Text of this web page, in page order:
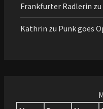
Frankfurter Radlerin zu
Kathrin zu Punk goes